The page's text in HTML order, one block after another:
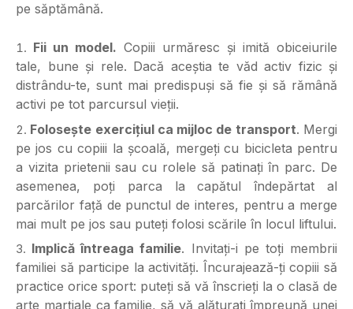
pe săptămână.
Fii un model. Copiii urmăresc și imită obiceiurile
tale, bune și rele. Dacă aceștia te văd activ fizic și
distrându-te, sunt mai predispuși să fie și să rămână
activi pe tot parcursul vieții.
Folosește exercițiul ca mijloc de transport. Mergi
pe jos cu copiii la școală, mergeți cu bicicleta pentru
a vizita prietenii sau cu rolele să patinați în parc. De
asemenea, poți parca la capătul îndepărtat al
parcărilor față de punctul de interes, pentru a merge
mai mult pe jos sau puteți folosi scările în locul liftului.
Implică întreaga familie. Invitați-i pe toți membrii
familiei să participe la activități. Încurajează-ți copiii să
practice orice sport: puteți să vă înscrieți la o clasă de
arte marțiale ca familie, să vă alăturați împreună unei